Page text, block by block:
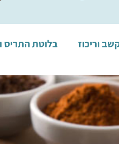
וריכוז בלוטת התריס
מערכת הנשימה , אלרגיות
חרדה תזונה
קנדידה